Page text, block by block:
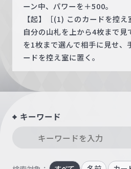
ーン中、パワーを＋500。
【起】［(1) このカードを控
自分の山札を上から4枚まで見
を1枚まで選んで相手に見せ、
ードを控え室に置く。
キーワード